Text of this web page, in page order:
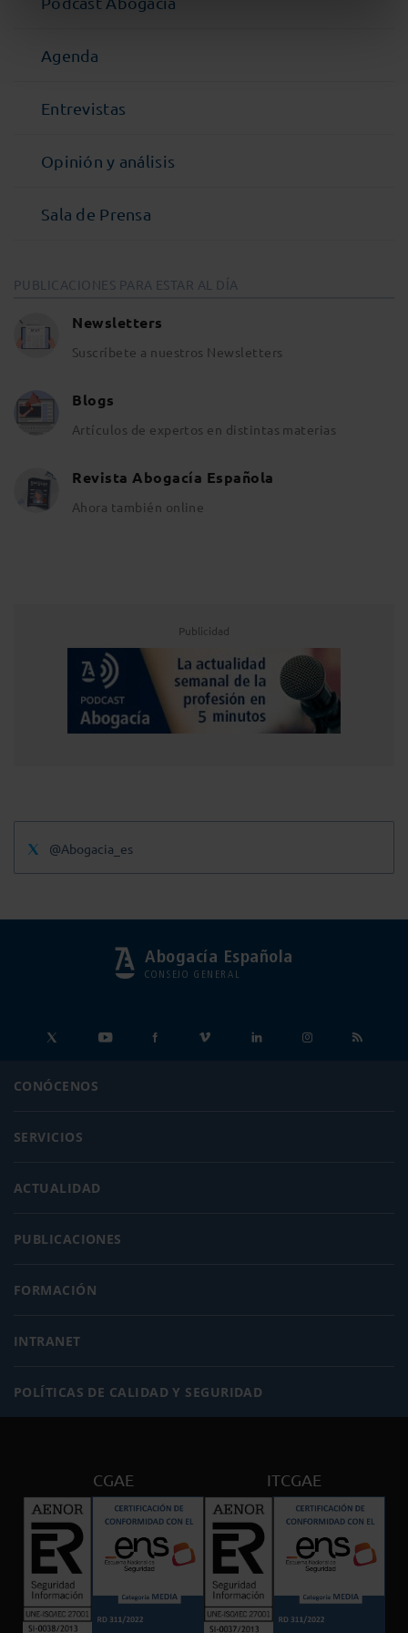
Agenda
Entrevistas
Opinión y análisis
Sala de Prensa
PUBLICACIONES PARA ESTAR AL DÍA
Newsletters
Suscríbete a nuestros Newsletters
Blogs
Artículos de expertos en distintas materias
Revista Abogacía Española
Ahora también online
Publicidad
@Abogacia_es
Abogacía Española
CONSEJO GENERAL
CONÓCENOS
SERVICIOS
ACTUALIDAD
PUBLICACIONES
FORMACIÓN
INTRANET
POLÍTICAS DE CALIDAD Y SEGURIDAD
CGAE ITCGAE